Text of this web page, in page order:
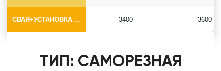
СВАЯ+УСТАНОВКА (БЕЗ ОГОЛОВКА) 3400 3600
ТИП: САМОРЕЗНАЯ